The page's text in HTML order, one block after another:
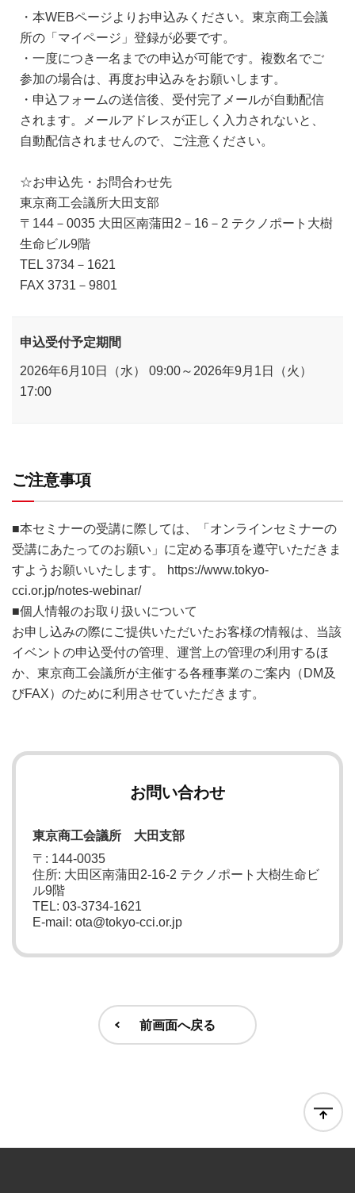
・本WEBページよりお申込みください。東京商工会議
所の「マイページ」登録が必要です。
・一度につき一名までの申込が可能です。複数名でご
参加の場合は、再度お申込みをお願いします。
・申込フォームの送信後、受付完了メールが自動配信
されます。メールアドレスが正しく入力されないと、
自動配信されませんので、ご注意ください。
☆お申込先・お問合わせ先
東京商工会議所大田支部
〒144－0035 大田区南蒲田2－16－2 テクノポート大樹
生命ビル9階
TEL 3734－1621
FAX 3731－9801
申込受付予定期間
2026年6月10日（水） 09:00～2026年9月1日（火）
17:00
ご注意事項
■本セミナーの受講に際しては、「オンラインセミナーの
受講にあたってのお願い」に定める事項を遵守いただきま
すようお願いいたします。
https://www.tokyo-
cci.or.jp/notes-webinar/
■個人情報のお取り扱いについて
お申し込みの際にご提供いただいたお客様の情報は、当該
イベントの申込受付の管理、運営上の管理の利用するほ
か、東京商工会議所が主催する各種事業のご案内（DM及
びFAX）のために利用させていただきます。
お問い合わせ
東京商工会議所 大田支部
〒: 144-0035
住所: 大田区南蒲田2-16-2 テクノポート大樹生命ビ
ル9階
TEL: 03-3734-1621
E-mail: ota@tokyo-cci.or.jp
前画面へ戻る